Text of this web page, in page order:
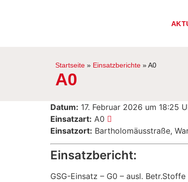
Startseite » Einsatzberichte » A0
A0
Datum: 17. Februar 2026 um 18:25
Einsatzart: A0
Einsatzort: Bartholomäusstraße,
Einsatzbericht:
GSG-Einsatz – G0 – ausl.